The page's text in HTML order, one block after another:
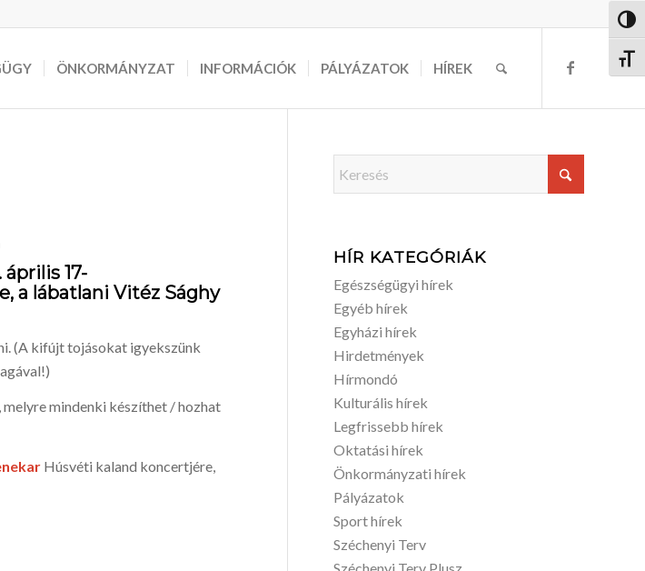
ÖNKORMÁNYZAT INFORMÁCIÓK PÁLYÁZATOK HÍREK
április 17-
a lábatlani Vitéz Sághy
(A kifújt tojásokat igyekszünk
mindenki készíthet / hozhat
Húsvéti kaland koncertjére,
HÍR KATEGÓRIÁK
Egészségügyi hírek
Egyéb hírek
Egyházi hírek
Hirdetmények
Hírmondó
Kulturális hírek
Legfrissebb hírek
Oktatási hírek
Önkormányzati hírek
Pályázatok
Sport hírek
Széchenyi Terv